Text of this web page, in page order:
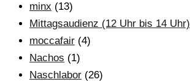
minx (13)
Mittagsaudienz (12 Uhr bis 14 Uhr)
moccafair (4)
Nachos (1)
Naschlabor (26)